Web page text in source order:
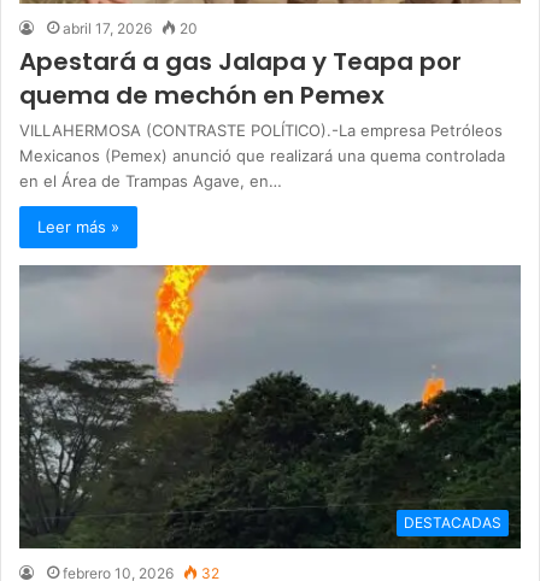
abril 17, 2026 20
Apestará a gas Jalapa y Teapa por
quema de mechón en Pemex
VILLAHERMOSA (CONTRASTE POLÍTICO).-La empresa Petróleos
Mexicanos (Pemex) anunció que realizará una quema controlada
en el Área de Trampas Agave, en…
Leer más »
DESTACADAS
febrero 10, 2026 32